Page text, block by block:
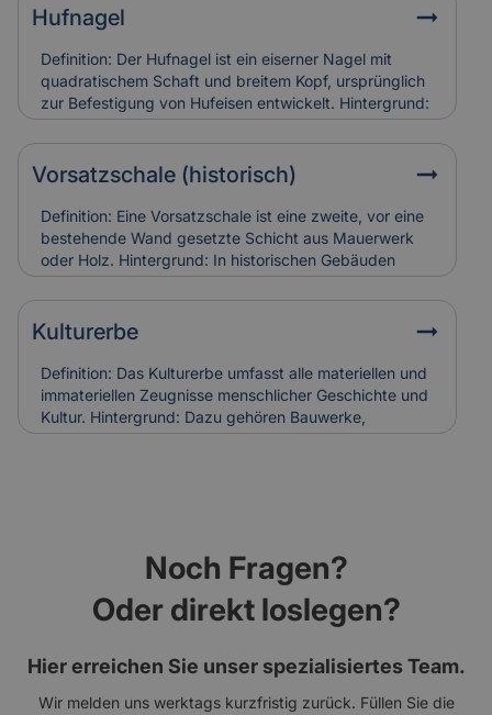
Sie werden häufig zur Sanierung älterer Gebäude
eingesetzt, um historische Räume zeitgemäß nutzbar
zu machen. Relevanz für Versicherung: Keramikfliesen
gelten als robust, können aber bei
Leitungswasserschäden hohe Reparaturkosten
verursachen, wenn sie vollständig ersetzt werden
müssen.
Hufnagel
Definition: Der Hufnagel ist ein eiserner Nagel mit
quadratischem Schaft und breitem Kopf, ursprünglich
zur Befestigung von Hufeisen entwickelt. Hintergrund:
In historischen Gebäuden fand er auch als
Befestigungselement in Holzbau oder Dachdeckung
Verwendung. Alte Hufnägel sind oft handgeschmiedet
und zeugen von traditioneller Bauweise. Relevanz für
Versicherung: Korrodierte Hufnägel können
Holzschäden verursachen. Bei Restaurierungen
werden sie häufig ersetzt, was in die
Versicherungskalkulation denkmalgerechter
Sanierungen einfließt.
Vorsatzschale (historisch)
Definition: Eine Vorsatzschale ist eine zweite, vor eine
bestehende Wand gesetzte Schicht aus Mauerwerk
oder Holz. Hintergrund: In historischen Gebäuden
diente sie oft dem Witterungsschutz oder der
optischen Aufwertung einer Fassade. Heute wird sie
auch zur Verbesserung der Wärmedämmung genutzt.
historischen Vorsatzschalen können
Feuchtigkeitsschäden verursachen. Ihr Zustand wird
bei der Gebäudebewertung und Schadenanalyse mit
einbezogen.
Kulturerbe
Definition: Das Kulturerbe umfasst alle materiellen und
immateriellen Zeugnisse menschlicher Geschichte und
Kultur. Hintergrund: Dazu gehören Bauwerke,
Kunstwerke, Traditionen und Handwerksformen, die
und Erhalt meist aufwendig und kostenintensiv sind.
Noch Fragen?
Oder direkt loslegen?
Hier erreichen Sie unser spezialisiertes Team.
Wir melden uns werktags kurzfristig zurück. Füllen Sie die